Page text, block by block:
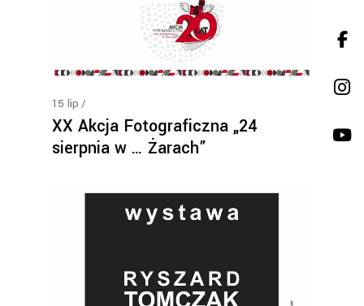
15 lip
XX Akcja Fotograficzna „24
sierpnia w … Żarach”